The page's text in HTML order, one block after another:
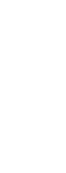
Tel : 02-892-